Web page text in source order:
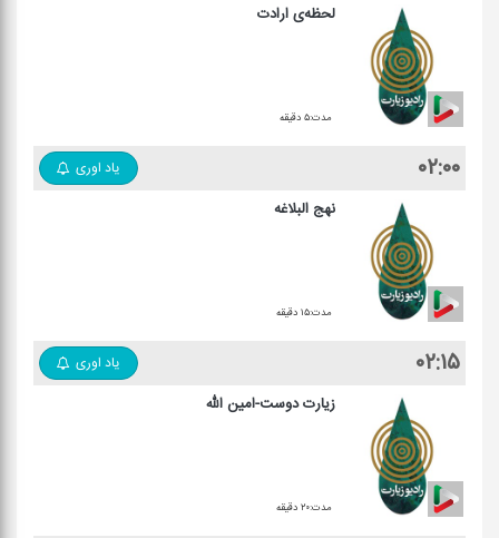
لحظه‌ی ارادت
مدت:۵ دقیقه
۰۲:۰۰ یاد اوری
نهج البلاغه
مدت:۱۵ دقیقه
۰۲:۱۵ یاد اوری
زیارت دوست-امین الله
مدت:۲۰ دقیقه